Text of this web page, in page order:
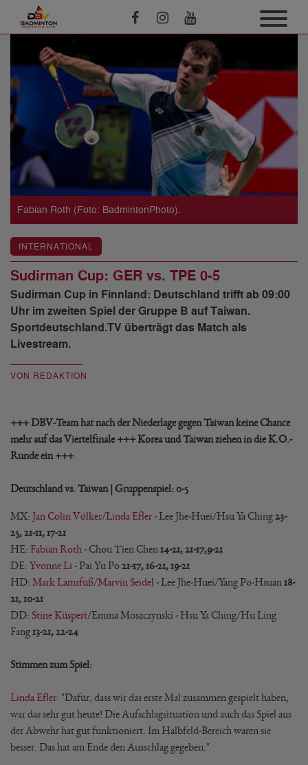
Fabian Roth (Foto: BadmintonPhoto).
INTERNATIONAL
Sudirman Cup: GER vs. TPE 0-5
Sudirman Cup in Finnland: Deutschland trifft ab 09:00
Uhr im zweiten Spiel der Gruppe B auf Taiwan.
Sportdeutschland.TV überträgt das Match als
Livestream.
VON REDAKTION
+++ DBV-Team hat nach der Niederlage gegen Taiwan keine Chance
mehr auf das Viertelfinale +++ Korea und Taiwan ziehen in die K.O.-
Runde ein +++
Deutschland vs. Taiwan | Gruppenspiel: 0-5
MX: Jan Colin Völker/Linda Efler- Lee Jhe-Huei/Hsu Ya Ching23-
25, 21-11, 17-21
HE: Fabian Roth - Chou Tien Chen 14-21, 21-17,9-21
DE: Yvonne Li - Pai Yu Po21-17, 16-21, 19-21
HD: Mark Lamsfuß/Marvin Seidel - Lee Jhe-Huei/Yang Po-Hsuan 18-
21, 10-21
DD: Stine Küspert/Emma Moszczynski - Hsu Ya Ching/Hu Ling
Fang13-21, 22-24
Stimmen zum Spiel:
Linda Efler: "Dafür, dass wir das erste Mal zusammen gespielt haben,
war das sehr gut heute! Die Aufschlagsituation und auch das Spiel aus
der Abwehr hat gut funktioniert. Im Halbfeld-Bereich waren sie
besser. Das hat am Ende den Ausschlag gegeben."